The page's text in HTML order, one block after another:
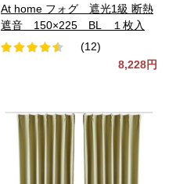
At home フォグ 遮光1級 断熱
遮音 150×225 BL １枚入
(12)
8,228円